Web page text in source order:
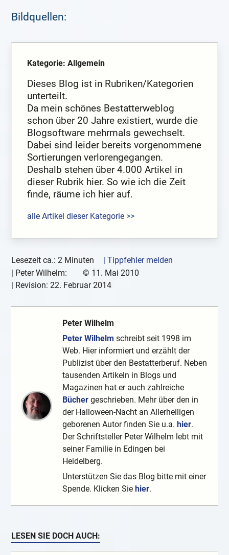
Bildquellen:
Kategorie: Allgemein
Dieses Blog ist in Rubriken/Kategorien
unterteilt.
Da mein schönes Bestatterweblog
schon über 20 Jahre existiert, wurde die
Blogsoftware mehrmals gewechselt.
Dabei sind leider bereits vorgenommene
Sortierungen verlorengegangen.
Deshalb stehen über 4.000 Artikel in
dieser Rubrik hier. So wie ich die Zeit
finde, räume ich hier auf.
alle Artikel dieser Kategorie >>
Lesezeit ca.: 2 Minuten
| Tippfehler melden
| Peter Wilhelm: © 11. Mai 2010
| Revision:22. Februar 2014
Peter Wilhelm
Peter Wilhelm schreibt seit 1998 im
Web. Hier informiert und erzählt der
Publizist über den Bestatterberuf. Neben
tausenden Artikeln in Blogs und
Magazinen hat er auch zahlreiche
Bücher geschrieben. Mehr über den in
der Halloween-Nacht an Allerheiligen
geborenen Autor finden Sie u.a.hier.
Der Schriftsteller Peter Wilhelm lebt mit
seiner Familie in Edingen bei
Heidelberg.
Unterstützen Sie das Blog bitte mit einer
Spende. Klicken Siehier.
LESEN SIE DOCH AUCH: